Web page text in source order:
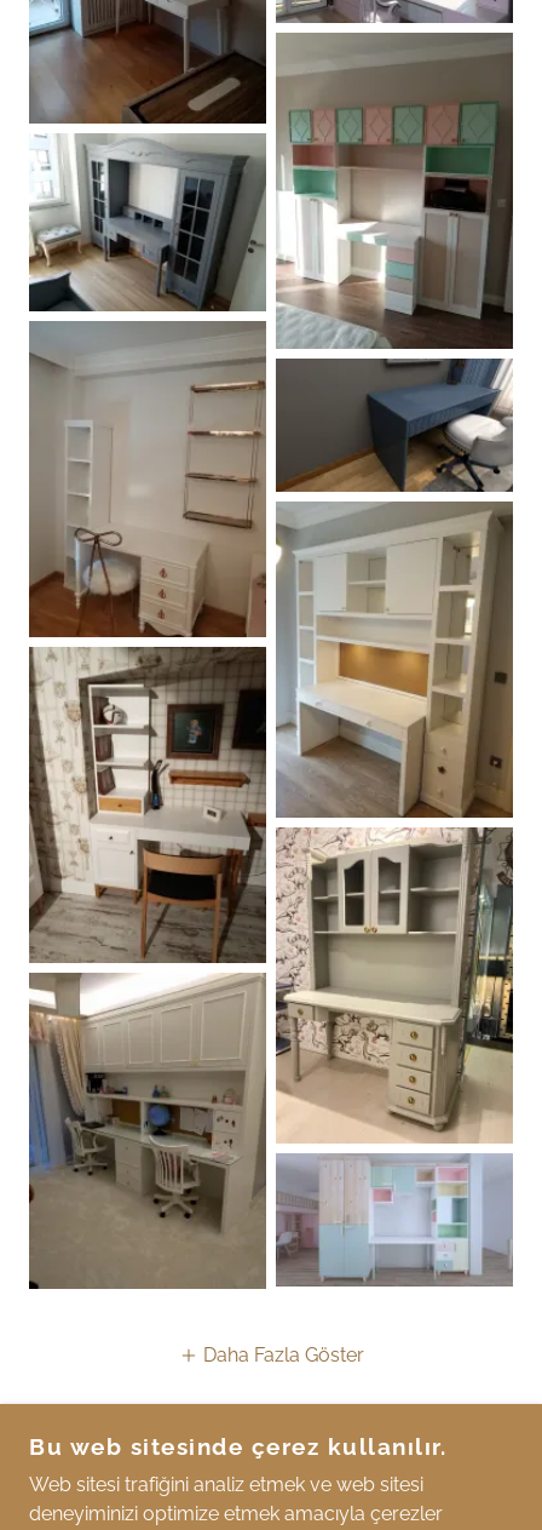
Daha Fazla Göster
İCAN'S MOBILYA
İCANS MOBILYA, YUKARI DUDULLU,
Bu web sitesinde çerez kullanılır.
Web sitesi trafiğini analiz etmek ve web sitesi
deneyiminizi optimize etmek amacıyla çerezler